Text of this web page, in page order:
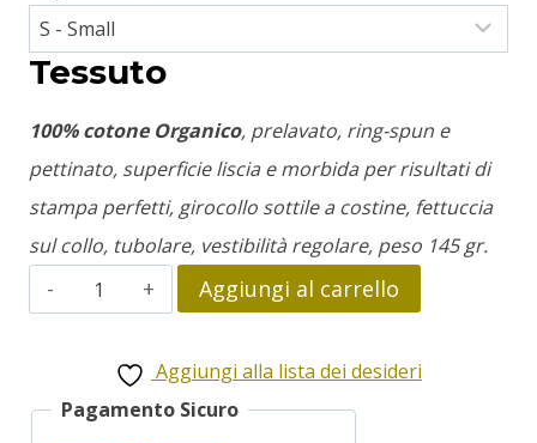
Tessuto
100% cotone Organico, prelavato, ring-spun e
pettinato, superficie liscia e morbida per risultati di
stampa perfetti, girocollo sottile a costine, fettuccia
sul collo, tubolare, vestibilità regolare, peso 145 gr.
Alda
Merini
quantità
Aggiungi al carrello
Aggiungi alla lista dei desideri
Pagamento Sicuro